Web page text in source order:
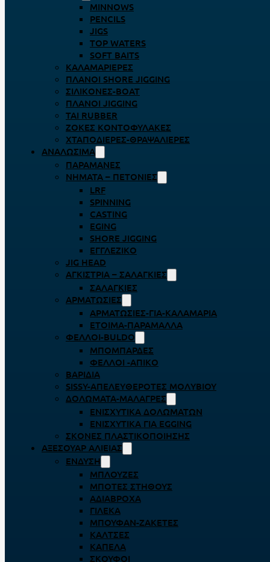
MINNOWS
PENCILS
JIGS
TOP WATERS
SOFT BAITS
ΚΑΛΑΜΑΡΙΈΡΕΣ
ΠΛΆΝΟΙ SHORE JIGGING
ΣΙΛΙΚΌΝΕΣ-BOAT
ΠΛΆΝΟΙ JIGGING
TAI RUBBER
ΖΌΚΕΣ ΚΟΝΤΟΦΎΛΑΚΕΣ
ΧΤΑΠΟΔΙΈΡΕΣ-ΘΡΑΨΑΛΙΈΡΕΣ
ΑΝΑΛΏΣΙΜΑ
ΠΑΡΑΜΆΝΕΣ
ΝΉΜΑΤΑ – ΠΕΤΟΝΙΈΣ
LRF
SPINNING
CASTING
EGING
SHORE JIGGING
ΕΓΓΛΈΖΙΚΟ
JIG HEAD
ΑΓΚΊΣΤΡΙΑ – ΣΑΛΑΓΚΙΈΣ
ΣΑΛΑΓΚΙΈΣ
ΑΡΜΑΤΩΣΙΈΣ
ΑΡΜΑΤΩΣΙΈΣ-ΓΙΑ-ΚΑΛΑΜΆΡΙΑ
ΈΤΟΙΜΑ-ΠΑΡΆΜΑΛΛΑ
ΦΕΛΛΟΊ-BULDO
ΜΠΟΜΠΆΡΔΕΣ
ΦΕΛΛΟΊ -ΑΠΊΚΟ
ΒΑΡΊΔΙΑ
SISSY-ΑΠΕΛΕΥΘΕΡΟΤΈΣ ΜΟΛΥΒΙΟΎ
ΔΟΛΏΜΑΤΑ-ΜΑΛΆΓΡΕΣ
ΕΝΙΣΧΥΤΙΚΆ ΔΟΛΩΜΆΤΩΝ
ΕΝΙΣΧΥΤΙΚΆ ΓΙΑ EGGING
ΣΚΌΝΕΣ ΠΛΑΣΤΙΚΟΠΟΊΗΣΗΣ
ΑΞΕΣΟΥΆΡ ΑΛΙΕΊΑΣ
ΈΝΔΥΣΗ
ΜΠΛΟΎΖΕΣ
ΜΠΌΤΕΣ ΣΤΉΘΟΥΣ
ΑΔΙΆΒΡΟΧΑ
ΓΙΛΈΚΑ
ΜΠΟΥΦΆΝ-ΖΑΚΈΤΕΣ
ΚΆΛΤΣΕΣ
ΚΑΠΈΛΑ
ΣΚΟΎΦΟΙ